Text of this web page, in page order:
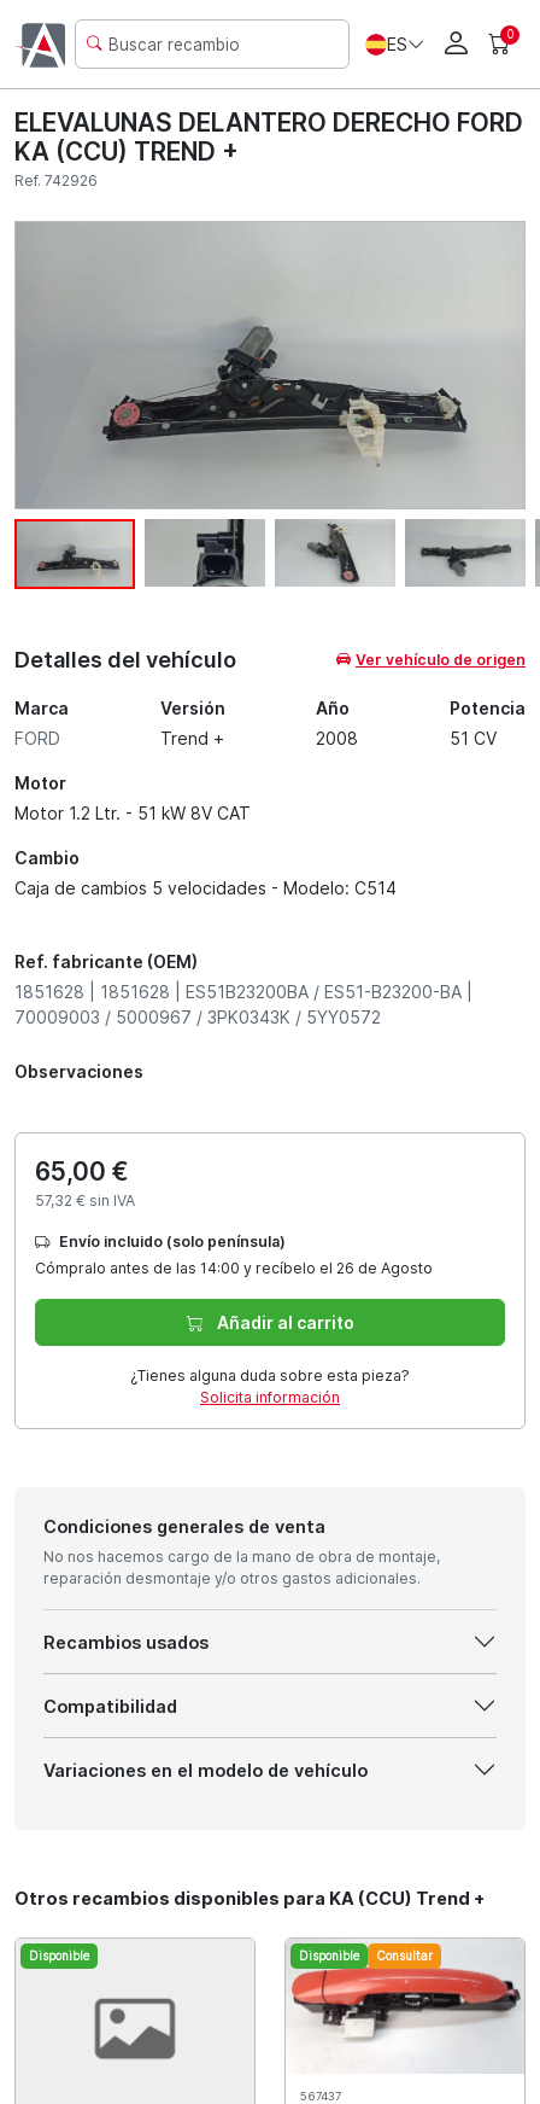
ES 0
ELEVALUNAS DELANTERO DERECHO FORD
KA (CCU) TREND +
Ref. 742926
Detalles del vehículo Ver vehículo de origen
Marca
FORD
Versión
Trend +
Año
2008
Potencia
51 CV
Motor
Motor 1.2 Ltr. - 51 kW 8V CAT
Cambio
Caja de cambios 5 velocidades - Modelo: C514
Ref. fabricante (OEM)
1851628 | 1851628 | ES51B23200BA / ES51-B23200-BA |
70009003 / 5000967 / 3PK0343K / 5YY0572
Observaciones
65,00 €
57,32 € sin IVA
Envío incluido (solo península)
Cómpralo antes de las 14:00 y recíbelo el 26 de Agosto
Añadir al carrito
¿Tienes alguna duda sobre esta pieza?
Solicita información
Condiciones generales de venta
No nos hacemos cargo de la mano de obra de montaje,
reparación desmontaje y/o otros gastos adicionales.
Recambios usados
Compatibilidad
Variaciones en el modelo de vehículo
Otros recambios disponibles para KA (CCU) Trend +
Disponible Disponible Consultar
567437